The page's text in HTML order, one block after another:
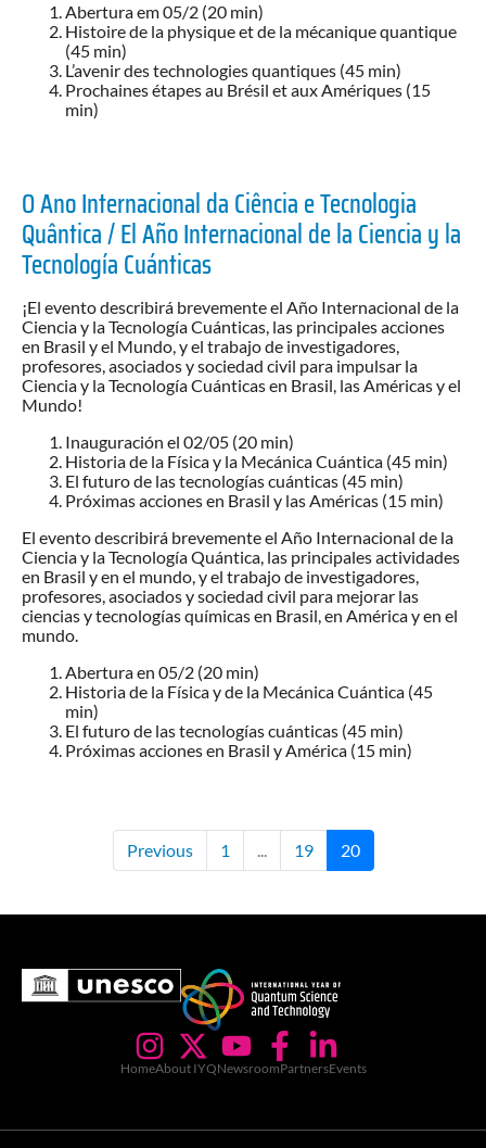
Abertura em 05/2 (20 min)
Histoire de la physique et de la mécanique quantique
(45 min)
L’avenir des technologies quantiques (45 min)
Prochaines étapes au Brésil et aux Amériques (15
min)
O Ano Internacional da Ciência e Tecnologia
Quântica / El Año Internacional de la Ciencia y la
Tecnología Cuánticas
¡El evento describirá brevemente el Año Internacional de la
Ciencia y la Tecnología Cuánticas, las principales acciones
en Brasil y el Mundo, y el trabajo de investigadores,
profesores, asociados y sociedad civil para impulsar la
Ciencia y la Tecnología Cuánticas en Brasil, las Américas y el
Mundo!
Inauguración el 02/05 (20 min)
Historia de la Física y la Mecánica Cuántica (45 min)
El futuro de las tecnologías cuánticas (45 min)
Próximas acciones en Brasil y las Américas (15 min)
El evento describirá brevemente el Año Internacional de la
Ciencia y la Tecnología Quántica, las principales actividades
en Brasil y en el mundo, y el trabajo de investigadores,
profesores, asociados y sociedad civil para mejorar las
ciencias y tecnologías químicas en Brasil, en América y en el
mundo.
Abertura en 05/2 (20 min)
Historia de la Física y de la Mecánica Cuántica (45
min)
El futuro de las tecnologías cuánticas (45 min)
Próximas acciones en Brasil y América (15 min)
Previous 1 ... 19 20
HomeAbout IYQNewsroomPartnersEvents